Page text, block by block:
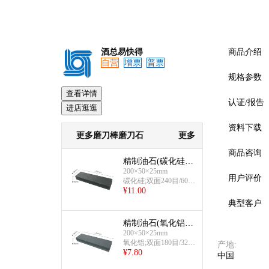
预览
酒总易快得
自营
增票 普票
查看详情
进店逛逛
更多磨刀棒磨刀石 更多
精制油石(碳化硅;
双面240目/600目)
200×50×25mm
碳化硅;双面240目/600
目
¥11.00
精制油石(氧化铝;
双面180目/320目)
200×50×25mm
氧化铝;双面180目/320
目
¥7.80
商品介绍
规格参数
认证/报告
资料下载
商品咨询
用户评价
典型客户
产地:
中国